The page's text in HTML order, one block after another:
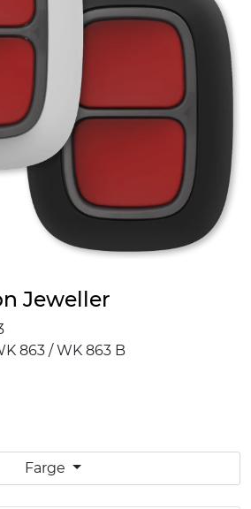
Jeweller
863 / WK 863 B
Farge